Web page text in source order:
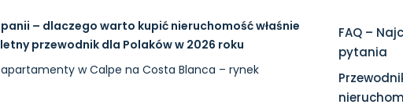
– dlaczego warto kupić nieruchomość właśnie
przewodnik dla Polaków w 2026 roku
w Calpe na Costa Blanca – rynek
FAQ –
pytania